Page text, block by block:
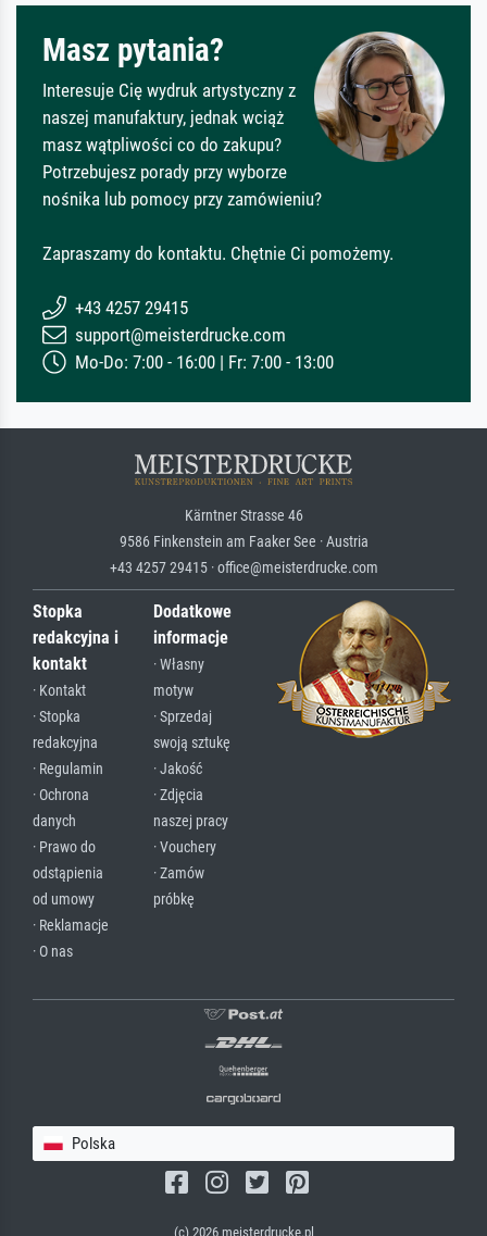
Masz pytania?
Interesuje Cię wydruk artystyczny z
naszej manufaktury, jednak wciąż
masz wątpliwości co do zakupu?
Potrzebujesz porady przy wyborze
nośnika lub pomocy przy zamówieniu?
Zapraszamy do kontaktu. Chętnie Ci pomożemy.
+43 4257 29415
support@meisterdrucke.com
Mo-Do: 7:00 - 16:00 | Fr: 7:00 - 13:00
Kärntner Strasse 46
9586 Finkenstein am Faaker See · Austria
+43 4257 29415 · office@meisterdrucke.com
Stopka
redakcyjna i
kontakt
· Kontakt
· Stopka
redakcyjna
· Regulamin
· Ochrona
danych
· Prawo do
odstąpienia
od umowy
· Reklamacje
· O nas
Dodatkowe
informacje
· Własny
motyw
· Sprzedaj
swoją sztukę
· Jakość
· Zdjęcia
naszej pracy
· Vouchery
· Zamów
próbkę
Polska
(c) 2026 meisterdrucke.pl